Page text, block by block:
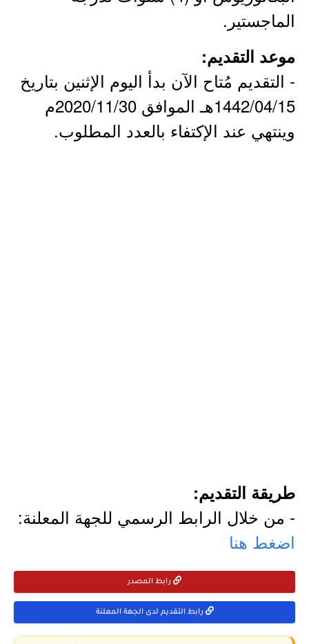
الماجستير.
موعد التقديم:
- التقديم مُتاح الآن بدأ اليوم الإثنين بتاريخ
1442/04/15هـ الموافق 2020/11/30م
وينتهي عند الإكتفاء بالعدد المطلوب.
طريقة التقديم:
- من خلال الرابط الرسمي للجهة المعلنة:
اضغط هنا
رابط المصدر
رابط التقديم لدى الجهة المعلنة